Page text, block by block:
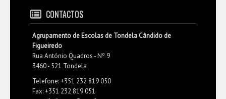
CONTACTOS
Agrupamento de Escolas de Tondela Cândido de
Figueiredo
Rua António Quadros - Nº 9
3460 - 521 Tondela
Telefone: +351 232 819 050
Fax: +351 232 819 051